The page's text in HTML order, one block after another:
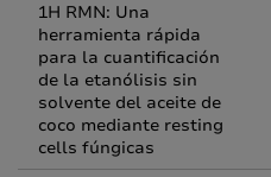
1H RMN: Una
herramienta rápida
para la cuantificación
de la etanólisis sin
solvente del aceite de
coco mediante resting
cells fúngicas